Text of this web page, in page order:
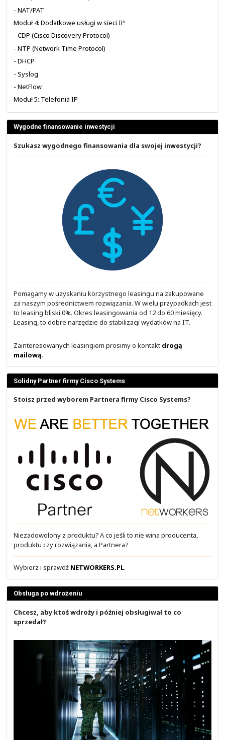
Należy jednak pamiętać, że prezentacje wcale nie są
każdym obszarze zajęć. Zatem dostarczony przez nas
rozbudować i poszerzać w trakcie zajęć według
dodatkowe zagadnienia.
Niech brak prezentacji nie będzie dla Ciebie
zwrócić uwagę na zdjęcie powyżej, gdzie
wykorzystania OSPF Sham-Link w sieci z MPLS VPN
CCNP w ramach akademii Cisco w 2010 roku, które
Ślęczek. Nie było prezentacji do wszystkiego, a mimo
Edukacja z NETWORKERS.PL
Darmowe szkolenia i materiały
Opinie o naszych szkoleniach
Osoby tworzące materiały
Podstawy automatyzacji z Ansible
Wprowadzenie i obsługa inwentarza
Polecenia ad-hoc i moduły
YAML i tworzenie Playbook-ów
Zmienne i szablony Jinja2
Pętle, warunki i uchwyty
Automatyzacja sieci
Podstawy sieci z Cisco IOS
Moduł 1: Wstęp do Cisco IOS CLI
- Poruszanie się w CLI
- Wstępna konfiguracja i weryfikacja
- Dostęp do urządzenia
- Konfiguracja SSH
- Odzyskiwanie haseł
Moduł 2: Przełączanie w sieci LAN
- Ethernet Switching
- VLAN
- Trunk
- Spanning Tree Protocol
Moduł 3: Routing w sieci IP
- Protokół IP i adresacja
- Podstawy routingu IP
- Inter-VLAN Routing
- ACL (Access Control List)